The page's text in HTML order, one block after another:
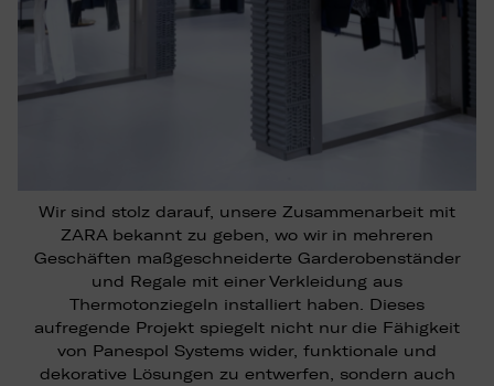
Wir sind stolz darauf, unsere Zusammenarbeit mit
ZARA bekannt zu geben, wo wir in mehreren
Geschäften maßgeschneiderte Garderobenständer
und Regale mit einer Verkleidung aus
Thermotonziegeln installiert haben. Dieses
aufregende Projekt spiegelt nicht nur die Fähigkeit
von Panespol Systems wider, funktionale und
dekorative Lösungen zu entwerfen, sondern auch